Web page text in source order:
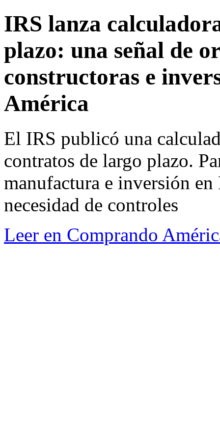
IRS lanza
plazo: una señal de
constructoras e
América
El IRS publicó una
contratos de largo plazo.
manufactura e inversión
necesidad de controles
Leer en Comprando